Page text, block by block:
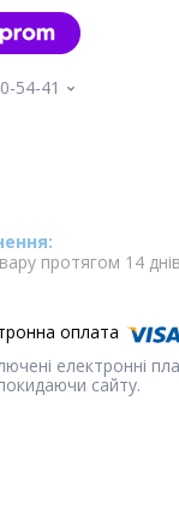
54-41
протягом 14 днів
електронні
сайту.